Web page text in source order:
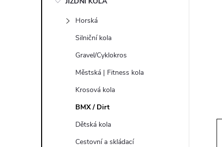
Horská
Silniční kola
Gravel/Cyklokros
Městská | Fitness kola
Krosová kola
BMX / Dirt
Dětská kola
Cestovní a skládací